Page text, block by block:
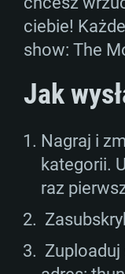
Dual-Core
77XX /
22.1
Core i5,
Intel
od AMD/
to 720p.
22.1
Dual-Core
GB
(nie
od AMD z
6
ze
ciebie!
show: The
Jak
Nagraj i
kategorii.
raz
Zuploaduj